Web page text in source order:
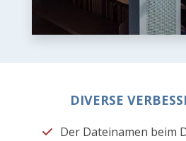
DIVERSE
Der Dateinamen beim